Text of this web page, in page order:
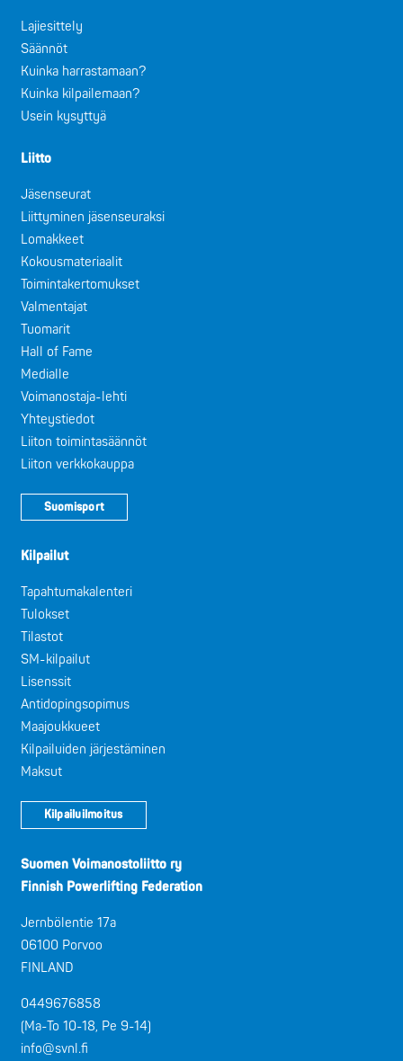
Lajiesittely
Säännöt
Kuinka harrastamaan?
Kuinka kilpailemaan?
Usein kysyttyä
Liitto
Jäsenseurat
Liittyminen jäsenseuraksi
Lomakkeet
Kokousmateriaalit
Toimintakertomukset
Valmentajat
Tuomarit
Hall of Fame
Medialle
Voimanostaja-lehti
Yhteystiedot
Liiton toimintasäännöt
Liiton verkkokauppa
Suomisport
Kilpailut
Tapahtumakalenteri
Tulokset
Tilastot
SM-kilpailut
Lisenssit
Antidopingsopimus
Maajoukkueet
Kilpailuiden järjestäminen
Maksut
Kilpailuilmoitus
Suomen Voimanostoliitto ry
Finnish Powerlifting Federation
Jernbölentie 17a
06100 Porvoo
FINLAND
0449676858
(Ma-To 10-18, Pe 9-14)
info@svnl.fi